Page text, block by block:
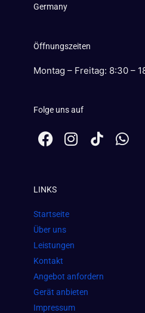
Germany
Öffnungszeiten
Montag – Freitag: 8:30 –
Folge uns auf
F
a
b
o
o
k
I
n
m
W
h
LINKS
Startseite
Über uns
Leistungen
Kontakt
Angebot anfordern
Gerät anbieten
Impressum